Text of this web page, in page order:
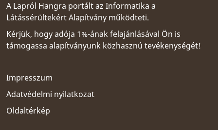
A Lapról Hangra portált azInformatika a
Látássérültekért Alapítvány működteti.
Kérjük, hogy adója 1%-ának felajánlásával Ön is
támogassa alapítványunk közhasznú tevékenységét!
Impresszum
Adatvédelmi nyilatkozat
Oldaltérkép